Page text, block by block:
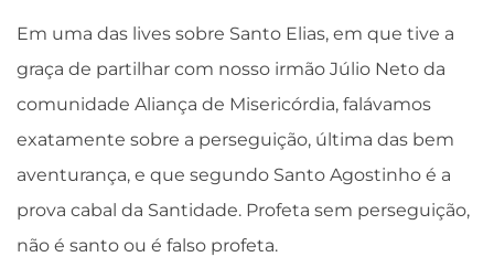
Em uma das lives sobre Santo Elias, em que tive a
graça de partilhar com nosso irmão Júlio Neto da
comunidade Aliança de Misericórdia, falávamos
exatamente sobre a perseguição, última das bem
aventurança, e que segundo Santo Agostinho é a
prova cabal da Santidade. Profeta sem perseguição,
não é santo ou é falso profeta.